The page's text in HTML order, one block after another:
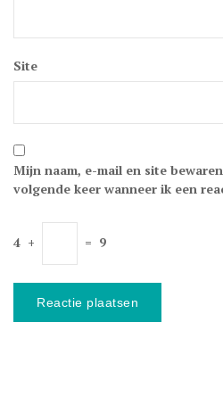
Site
Mijn naam, e-mail en site
volgende keer wanneer ik een
4 + = 9